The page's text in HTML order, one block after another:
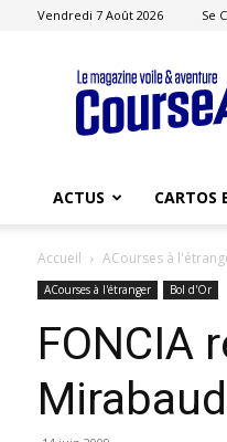
Vendredi 7 Août 2026 Se
ACTUS CARTOS
Accueil ACourses à
ACourses à l'étranger Bol d'Or
FONCIA